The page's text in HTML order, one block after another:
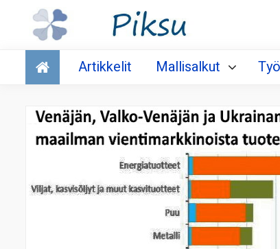
Talous
Artikkelit Mallisalkut